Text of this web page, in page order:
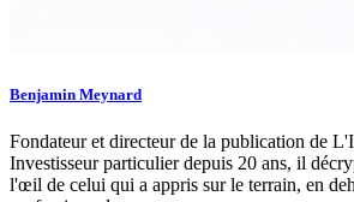
Benjamin Meynard
Fondateur et directeur de la publication de
Investisseur particulier depuis 20 ans, il
l'œil de celui qui a appris sur le terrain, en